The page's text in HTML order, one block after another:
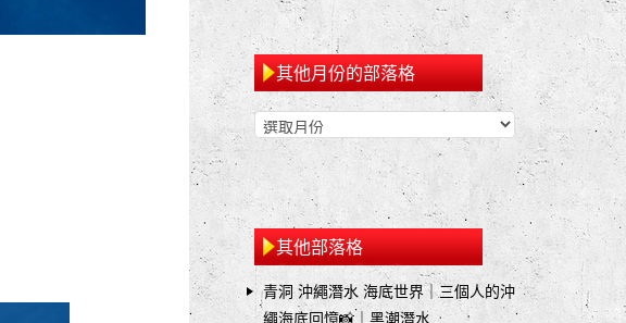
其他月份的部落格
其他部落格
青洞 沖繩潛水 海底世界｜三個人的沖
繩海底回憶📸｜黑潮潛水